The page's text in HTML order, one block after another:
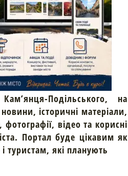
Подільського, на
новини, історичні матеріали,
відео та корисні
Портал буде цікавим як
туристам, які планують